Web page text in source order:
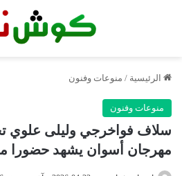
الرئيسية / منوعات وفنون
منوعات وفنون
سلاف فواخرجي وليلى علوي
مهرجان أسوان يشهد حضورا